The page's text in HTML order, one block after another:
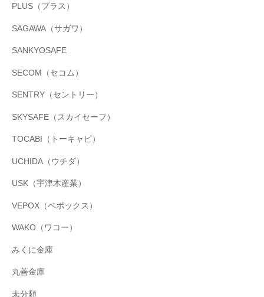
PLUS（プラス）
SAGAWA（サガワ）
SANKYOSAFE
SECOM（セコム）
SENTRY（セントリー）
SKYSAFE（スカイセーフ）
TOCABI（トーキャビ）
UCHIDA（ウチダ）
USK（宇津木産業）
VEPOX（ベポックス）
WAKO（ワコー）
みくに金庫
丸善金庫
未分類